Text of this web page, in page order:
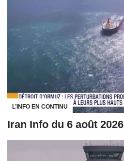
L’INFO EN CONTINU
Iran Info du 6 août 2026